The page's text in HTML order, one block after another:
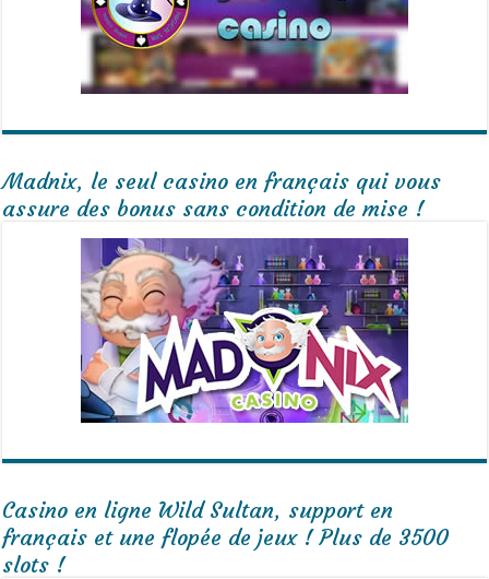
Madnix, le seul casino en français qui vous
assure des bonus sans condition de mise !
Casino en ligne Wild Sultan, support en
français et une flopée de jeux ! Plus de 3500
slots !